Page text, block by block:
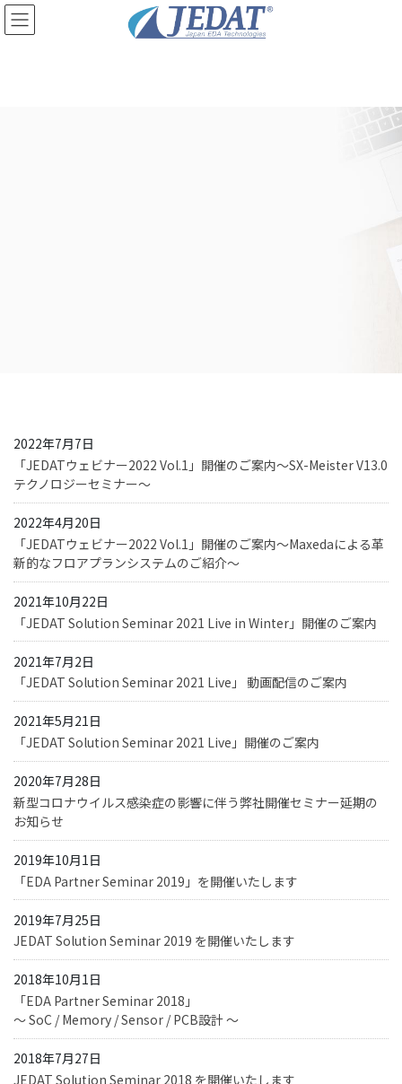
コ
ン
ナ
ビ
2022年7月7日
「JEDATウェビナー2022 Vol.1」開催のご案内～SX-Meister V13.0
テクノロジーセミナー～
2022年4月20日
「JEDATウェビナー2022 Vol.1」開催のご案内～Maxedaによる革
新的なフロアプランシステムのご紹介～
2021年10月22日
「JEDAT Solution Seminar 2021 Live in Winter」開催のご案内
2021年7月2日
「JEDAT Solution Seminar 2021 Live」 動画配信のご案内
2021年5月21日
「JEDAT Solution Seminar 2021 Live」開催のご案内
2020年7月28日
新型コロナウイルス感染症の影響に伴う弊社開催セミナー延期の
お知らせ
2019年10月1日
「EDA Partner Seminar 2019」を開催いたします
2019年7月25日
JEDAT Solution Seminar 2019 を開催いたします
2018年10月1日
「EDA Partner Seminar 2018」
～ SoC / Memory / Sensor / PCB設計 ～
2018年7月27日
JEDAT Solution Seminar 2018 を開催いたします